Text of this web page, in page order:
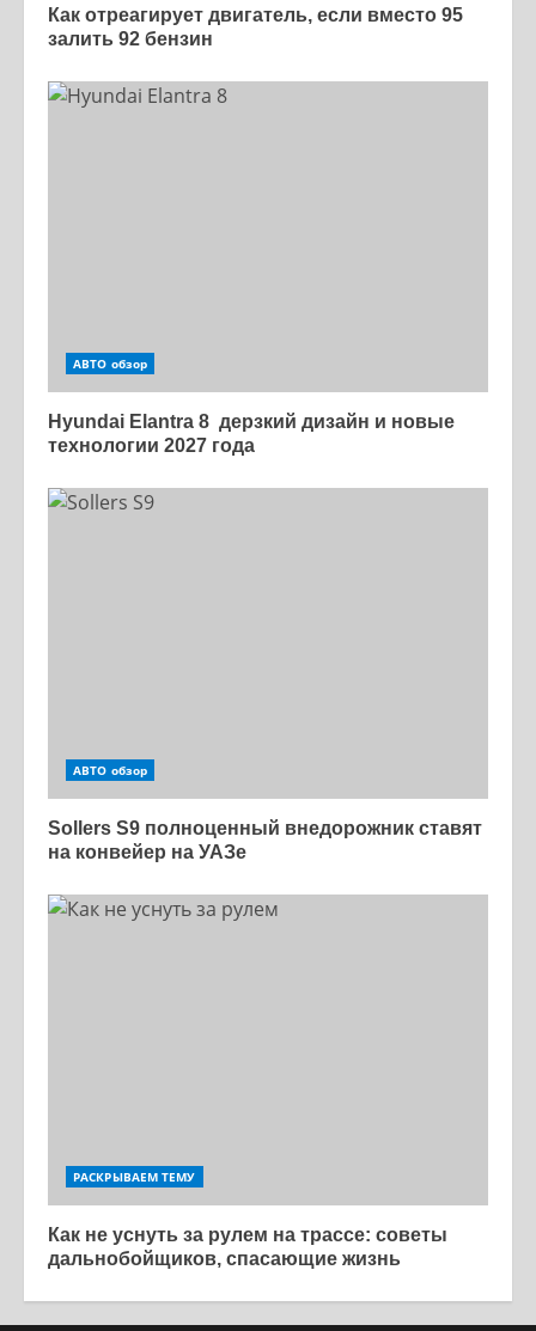
Как отреагирует двигатель, если вместо 95
залить 92 бензин
АВТО обзор
Hyundai Elantra 8 дерзкий дизайн и новые
технологии 2027 года
АВТО обзор
Sollers S9 полноценный внедорожник ставят
на конвейер на УАЗе
РАСКРЫВАЕМ ТЕМУ
Как не уснуть за рулем на трассе: советы
дальнобойщиков, спасающие жизнь